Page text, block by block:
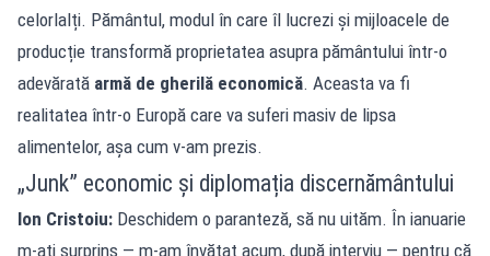
celorlalți. Pământul, modul în care îl lucrezi și mijloacele de
producție transformă proprietatea asupra pământului într-o
adevărată armă de gherilă economică. Aceasta va fi
realitatea într-o Europă care va suferi masiv de lipsa
alimentelor, așa cum v-am prezis.
„Junk” economic și diplomația discernământului
Ion Cristoiu: Deschidem o paranteză, să nu uităm. În ianuarie
m-ați surprins — m-am învățat acum, după interviu — pentru că